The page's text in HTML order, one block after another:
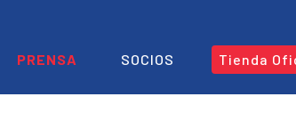
PRENSA SOCIOS Tienda